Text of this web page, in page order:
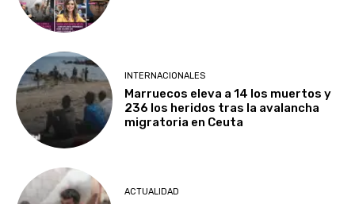
INTERNACIONALES
Marruecos eleva a 14 los muertos y
236 los heridos tras la avalancha
migratoria en Ceuta
ACTUALIDAD